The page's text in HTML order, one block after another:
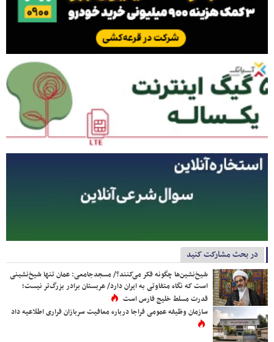
در بحث مشارکت کنید
شیخ‌نشین‌ها چگونه فکر می‌کنند؟/ مسجدجامعی: عمان تنها شیخ‌نشینی
است که نگاه متفاوتی به ایران دارد/ عربستان برادر بزرگ‌تر نیست؛
قدرت مسلط خلیج فارس است
سازمان وظیفه عمومی فراجا درباره معافیت سربازان فراری اطلاعیه داد